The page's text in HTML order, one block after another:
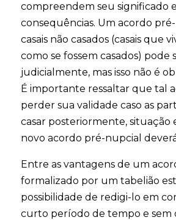
compreendem seu significado e
consequências. Um acordo
casais não casados ​​(casais que
como se fossem casados) pode
judicialmente, mas isso não é
É importante ressaltar que tal
perder sua validade caso as
casar posteriormente, situação
novo acordo pré-nupcial
Entre as vantagens de um
formalizado por um tabelião
possibilidade de redigi-lo em
curto período de tempo e sem